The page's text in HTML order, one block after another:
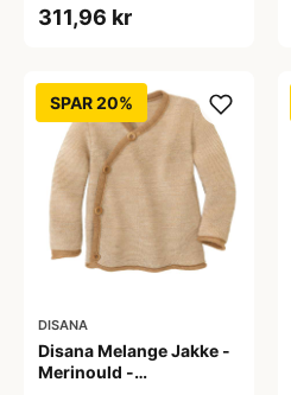
311,96 kr
SPAR 20%
DISANA
Disana Melange Jakke -
Merinould -